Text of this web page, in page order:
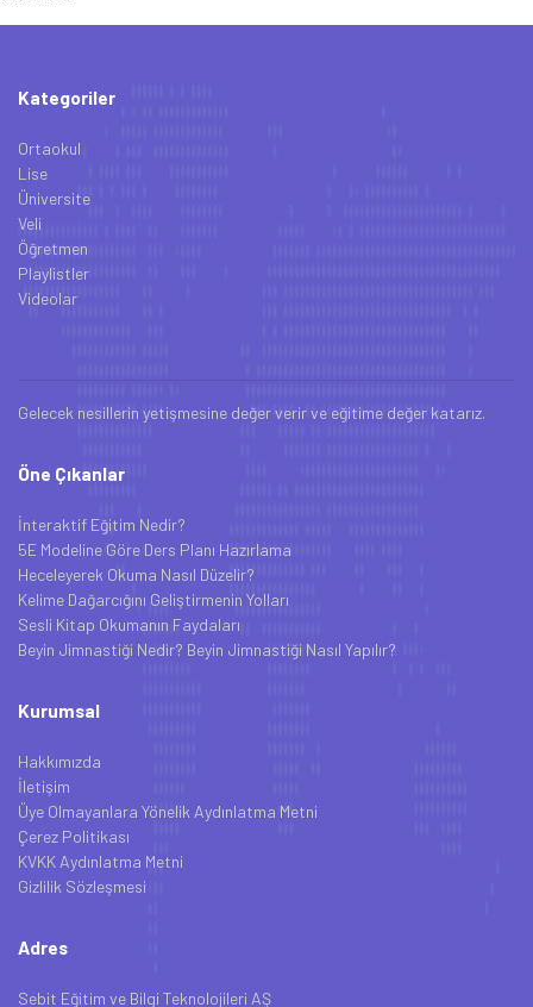
Kategoriler
Ortaokul
Lise
Üniversite
Veli
Öğretmen
Playlistler
Videolar
Gelecek nesillerin yetişmesine değer verir ve eğitime değer katarız.
Öne Çıkanlar
İnteraktif Eğitim Nedir?
5E Modeline Göre Ders Planı Hazırlama
Heceleyerek Okuma Nasıl Düzelir?
Kelime Dağarcığını Geliştirmenin Yolları
Sesli Kitap Okumanın Faydaları
Beyin Jimnastiği Nedir? Beyin Jimnastiği Nasıl Yapılır?
Kurumsal
Hakkımızda
İletişim
Üye Olmayanlara Yönelik Aydınlatma Metni
Çerez Politikası
KVKK Aydınlatma Metni
Gizlilik Sözleşmesi
Adres
Sebit Eğitim ve Bilgi Teknolojileri AŞ